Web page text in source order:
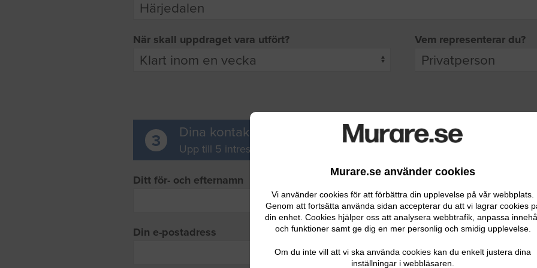
Murare.se använder cookies
Vi använder cookies för att förbättra din upplevelse på vår webbplats.
Genom att fortsätta använda sidan accepterar du att vi lagrar cookies
din enhet. Cookies hjälper oss att analysera webbtrafik, anpassa
och funktioner samt ge dig en mer personlig och smidig upplevelse.
Om du inte vill att vi ska använda cookies kan du enkelt justera dina
inställningar i webbläsaren.
När skall uppdraget vara utfört? Vem representerar du?
3 Dina kontaktuppgifter
Upp till 5 intresserade leverantörer får möjlighet att ta kontakt med dig.
Ditt för- och efternamn
Din e-postadress Ditt telefonnummer